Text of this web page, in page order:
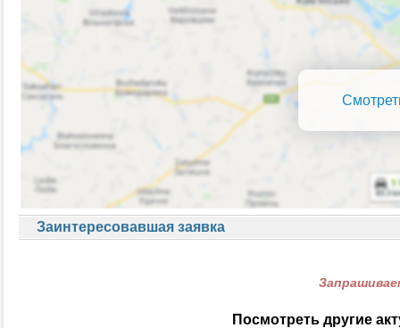
Заинтересовавшая заявка
Посмотреть другие